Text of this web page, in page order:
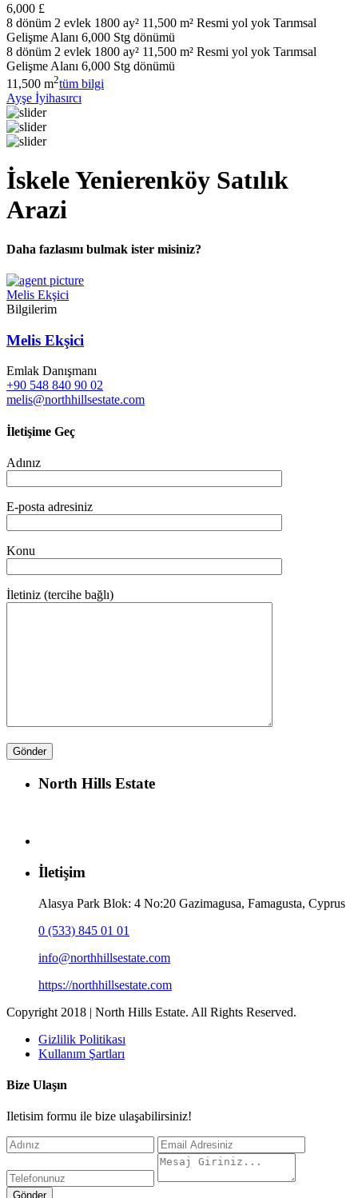
6,000 £
8 dönüm 2 evlek 1800 ay² 11,500 m² Resmi yol yok Tarımsal
Gelişme Alanı 6,000 Stg dönümü
8 dönüm 2 evlek 1800 ay² 11,500 m² Resmi yol yok Tarımsal
Gelişme Alanı 6,000 Stg dönümü
11,500 m2tüm bilgi
Ayşe İyihasırcı
İskele Yenierenköy Satılık
Arazi
Daha fazlasını bulmak ister misiniz?
Melis Ekşici
Bilgilerim
Melis Ekşici
Emlak Danışmanı
+90 548 840 90 02
melis@northhillsestate.com
İletişime Geç
Adınız
E-posta adresiniz
Konu
İletiniz (tercihe bağlı)
North Hills Estate
İletişim
Alasya Park Blok: 4 No:20 Gazimagusa, Famagusta, Cyprus
0 (533) 845 01 01
info@northhillsestate.com
https://northhillsestate.com
Copyright 2018 | North Hills Estate. All Rights Reserved.
Gizlilik Politikası
Kullanım Şartları
Bize Ulaşın
Iletisim formu ile bize ulaşabilirsiniz!
Gönder